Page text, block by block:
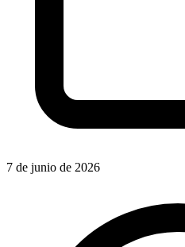
7 de junio de 2026